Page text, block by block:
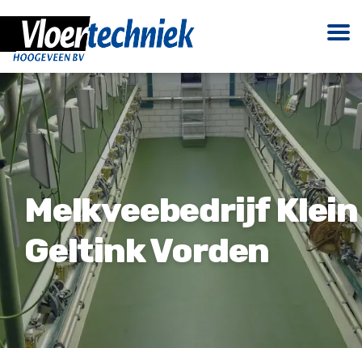
Melkveebedrijf Klein
Geltink Vorden